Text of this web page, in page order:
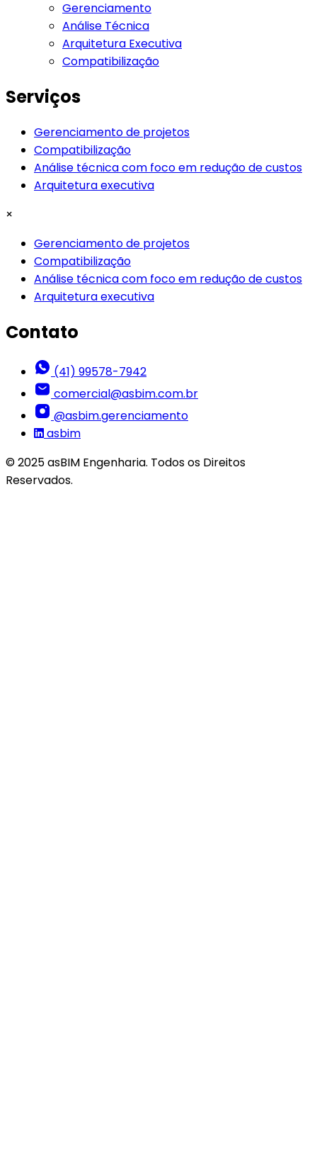
Gerenciamento
Análise Técnica
Arquitetura Executiva
Compatibilização
Serviços
Gerenciamento de projetos
Compatibilização
Análise técnica com foco em redução de custos
Arquitetura executiva
×
Gerenciamento de projetos
Compatibilização
Análise técnica com foco em redução de custos
Arquitetura executiva
Contato
(41) 99578-7942
comercial@asbim.com.br
@asbim.gerenciamento
asbim
© 2025 asBIM Engenharia. Todos os Direitos
Reservados.